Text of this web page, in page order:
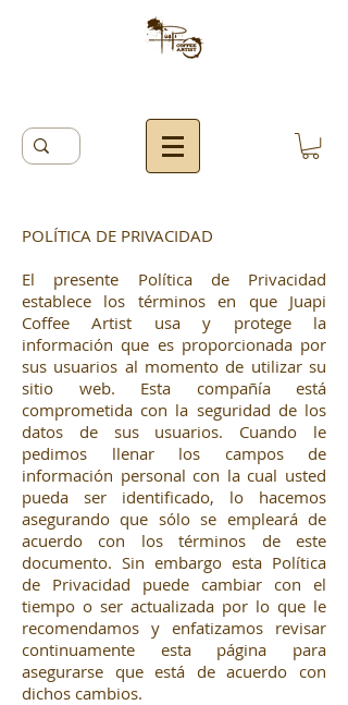
POLÍTICA DE PRIVACIDAD
El presente Política de Privacidad
establece los términos en que Juapi
Coffee Artist usa y protege la
información que es proporcionada por
sus usuarios al momento de utilizar su
sitio web. Esta compañía está
comprometida con la seguridad de los
datos de sus usuarios. Cuando le
pedimos llenar los campos de
información personal con la cual usted
pueda ser identificado, lo hacemos
asegurando que sólo se empleará de
acuerdo con los términos de este
documento. Sin embargo esta Política
de Privacidad puede cambiar con el
tiempo o ser actualizada por lo que le
recomendamos y enfatizamos revisar
continuamente esta página para
asegurarse que está de acuerdo con
dichos cambios.